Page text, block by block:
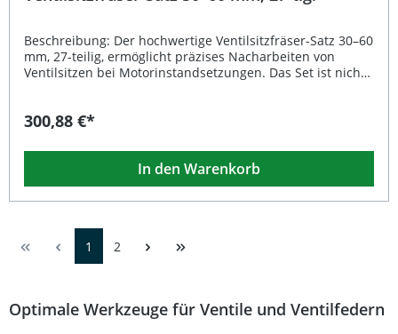
Beschreibung: Der hochwertige Ventilsitzfräser-Satz 30–60
mm, 27-teilig, ermöglicht präzises Nacharbeiten von
Ventilsitzen bei Motorinstandsetzungen. Das Set ist nicht
und exakte Ergebnisse erzielen möchten. Alle Fräser und
übersichtlich sortiert und sicher verstaut.
Präzisionswerkzeug für exakte Nacharbeit an Ventilsitzen
Umfangreiches Set mit 27 Teilen für verschiedene
Durchmesser Fräser aus robustem C45 Vergütungsstahl,
Werkstätten und Hobbyschrauber Praktische
Metallkassette für sichere Aufbewahrung Lieferumfang:
Fräser jeweils 45° und 90° aus C45 Vergütungsstahl: 30 –
6 – 6,5 – 7 – 7,5 – 8 – 8,5 – 9 – 9,5 – 10 – 10,5 – 11 – 11,5 – 12 mm
300,88 €*
In den Warenkorb
1 2
Optimale Werkzeuge für Ventile und Ventilfedern